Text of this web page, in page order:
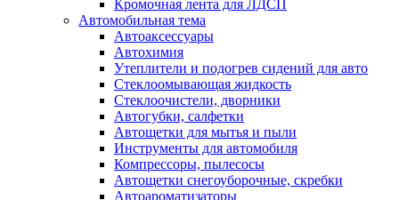
Кромочная лента для ЛДСП
Автомобильная тема
Автоаксессуары
Автохимия
Утеплители и подогрев сидений для авто
Стеклоомывающая жидкость
Стеклоочистели, дворники
Автогубки, салфетки
Автощетки для мытья и пыли
Инструменты для автомобиля
Компрессоры, пылесосы
Автощетки снегоуборочные, скребки
Автоароматизаторы